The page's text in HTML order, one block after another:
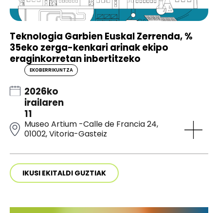
Teknologia Garbien Euskal Zerrenda, %
35eko zerga-kenkari arinak ekipo
eraginkorretan inbertitzeko
EKOBERRIKUNTZA
2026ko
irailaren
11
Museo Artium -Calle de Francia 24,
01002, Vitoria-Gasteiz
IKUSI EKITALDI GUZTIAK